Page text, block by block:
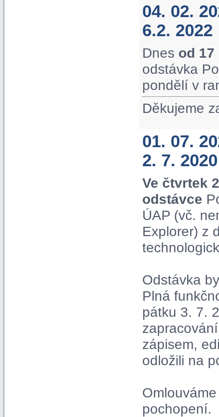
04. 02.
6.2. 2022
Dnes od
odstávka
pondělí v
Děkujeme
01. 07.
2. 7. 2020
Ve čtvrtek
odstávce
ÚAP (vč.
Explorer) z
Odstávka
Plná
pátku 3. 7.
zápisem,
odložili na
pochopení.